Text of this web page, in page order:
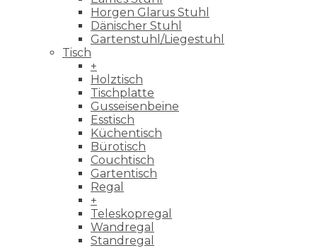
Horgen Glarus Stuhl
Dänischer Stuhl
Gartenstuhl/Liegestuhl
Tisch
+
Holztisch
Tischplatte
Gusseisenbeine
Esstisch
Küchentisch
Bürotisch
Couchtisch
Gartentisch
Regal
+
Teleskopregal
Wandregal
Standregal